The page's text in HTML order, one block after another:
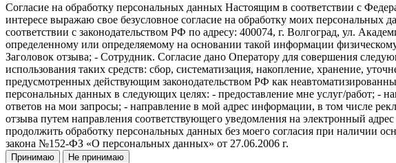
Согласие на обработку персональных данных Настоящим в соответствии с
интересе выражаю свое безусловное согласие на обработку моих
соответствии с законодательством РФ по адресу: 400074, г. Волгоград, ул.
определенному или определяемому на основании такой информации
Заголовок отзыва; - Сотрудник. Согласие дано Оператору для совершения
использования таких средств: сбор, систематизация, накопление, хранение,
предусмотренных действующим законодательством РФ как
персональных данных в следующих целях: - предоставление мне услуг/работ; -
ответов на мои запросы; - направление в мой адрес информации, в том числе
отзыва путем направления соответствующего уведомления на электронный
продолжить обработку персональных данных без моего согласия при наличии
закона №152-ФЗ «О персональных данных» от 27.06.2006 г.
Принимаю Не принимаю